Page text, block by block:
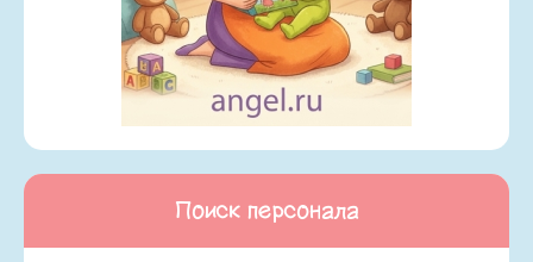
Поиск персонала